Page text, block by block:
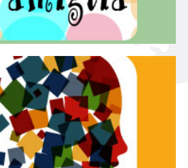
Dinamiche è una rassegna di teatro
d’innovazione e sperimentale.
Continua